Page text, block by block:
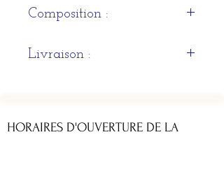
Composition :
peint
Livraison :
HORAIRES D'OUVERTURE DE LA